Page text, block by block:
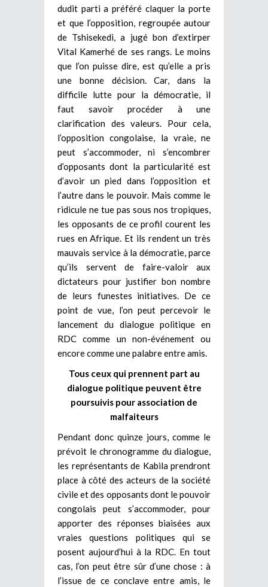
dudit parti a préféré claquer la porte
et que l’opposition, regroupée autour
de Tshisekedi, a jugé bon d’extirper
Vital Kamerhé de ses rangs. Le moins
que l’on puisse dire, est qu’elle a pris
une bonne décision. Car, dans la
difficile lutte pour la démocratie, il
faut savoir procéder à une
clarification des valeurs. Pour cela,
l’opposition congolaise, la vraie, ne
peut s’accommoder, ni s’encombrer
d’opposants dont la particularité est
d’avoir un pied dans l’opposition et
l’autre dans le pouvoir. Mais comme le
ridicule ne tue pas sous nos tropiques,
les opposants de ce profil courent les
rues en Afrique. Et ils rendent un très
mauvais service à la démocratie, parce
qu’ils servent de faire-valoir aux
dictateurs pour justifier bon nombre
de leurs funestes initiatives. De ce
point de vue, l’on peut percevoir le
lancement du dialogue politique en
RDC comme un non-événement ou
encore comme une palabre entre amis.
Tous ceux qui prennent part au
dialogue politique peuvent être
poursuivis pour association de
malfaiteurs
Pendant donc quinze jours, comme le
prévoit le chronogramme du dialogue,
les représentants de Kabila prendront
place à côté des acteurs de la société
civile et des opposants dont le pouvoir
congolais peut s’accommoder, pour
apporter des réponses biaisées aux
vraies questions politiques qui se
posent aujourd’hui à la RDC. En tout
cas, l’on peut être sûr d’une chose : à
l’issue de ce conclave entre amis, le